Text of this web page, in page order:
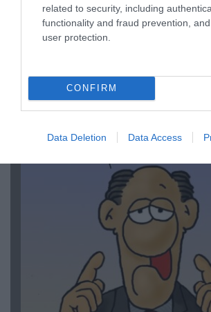
related to security, including
functionality and fraud prevention,
user protection.
CONFIRM
Data Deletion Data Access
06.08.2026 | 14:02
«Επιχείρηση ελεύθερα
Αθήνα: Απομακρύνθηκαν
αντικείμενα από